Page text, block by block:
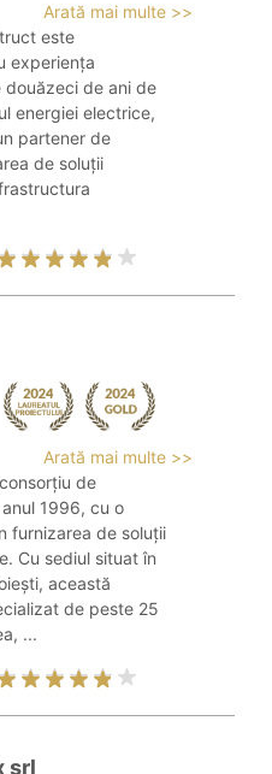
Arată mai multe >>
este
experiența
douăzeci de ani de
energiei electrice,
partener de
de soluții
Arată mai multe >>
de
1996, cu o
furnizarea de soluții
Cu sediul situat în
această
de peste 25
...
srl